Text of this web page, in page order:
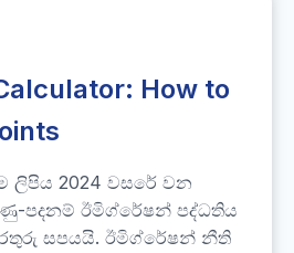
How to
ලිපිය 2024 වසරේ වන
පදනම් ඊමිග්රේෂන් පද්ධතිය
සපයයි. ඊමිග්රේෂන් නීති